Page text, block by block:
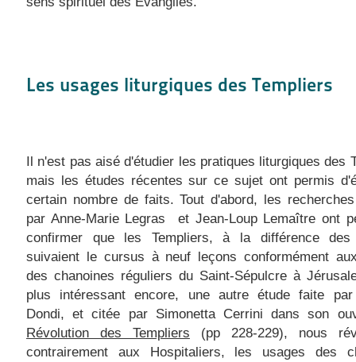
Les usages liturgiques des Templiers
Il n'est pas aisé d'étudier les pratiques liturgiques des
mais les études récentes sur ce sujet ont permis
certain nombre de faits. Tout d'abord, les
par Anne-Marie Legras et Jean-Loup Lemaître ont
confirmer que les Templiers, à la différence des
suivaient le cursus à neuf leçons conformément
des chanoines réguliers du Saint-Sépulcre à
plus intéressant encore, une autre étude faite
Dondi, et citée par Simonetta Cerrini dans son
Révolution des Templiers (pp 228-229), nous
contrairement aux Hospitaliers, les usages des